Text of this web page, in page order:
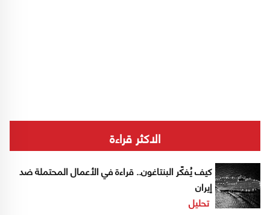
الاكثر قراءة
كيف يُفكّر البنتاغون.. قراءة في الأعمال المحتملة ضد
إيران
تحليل